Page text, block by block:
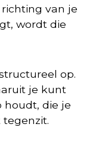
van je
wordt die
op.
je kunt
houdt, die je
tegenzit.